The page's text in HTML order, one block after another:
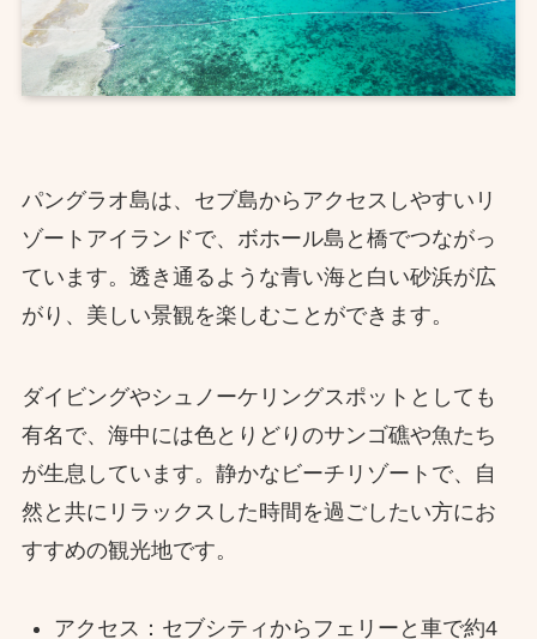
パングラオ島は、セブ島からアクセスしやすいリ
ゾートアイランドで、ボホール島と橋でつながっ
ています。透き通るような青い海と白い砂浜が広
がり、美しい景観を楽しむことができます。
ダイビングやシュノーケリングスポットとしても
有名で、海中には色とりどりのサンゴ礁や魚たち
が生息しています。静かなビーチリゾートで、自
然と共にリラックスした時間を過ごしたい方にお
すすめの観光地です。
アクセス：セブシティからフェリーと車で約4